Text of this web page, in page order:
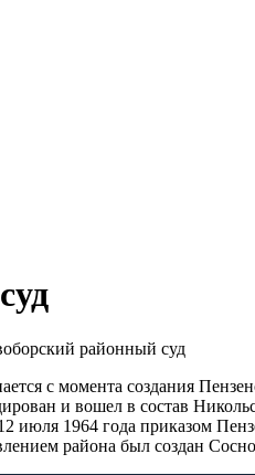
районный суд
с момента создания
и вошел в состав
июля 1964 года приказом
района был создан